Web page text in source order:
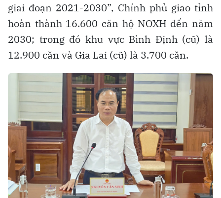
giai đoạn 2021-2030”, Chính phủ giao tỉnh
hoàn thành 16.600 căn hộ NOXH đến năm
2030; trong đó khu vực Bình Định (cũ) là
12.900 căn và Gia Lai (cũ) là 3.700 căn.